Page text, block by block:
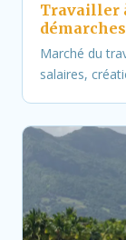
Travailler
démarches
Marché du
salaires,